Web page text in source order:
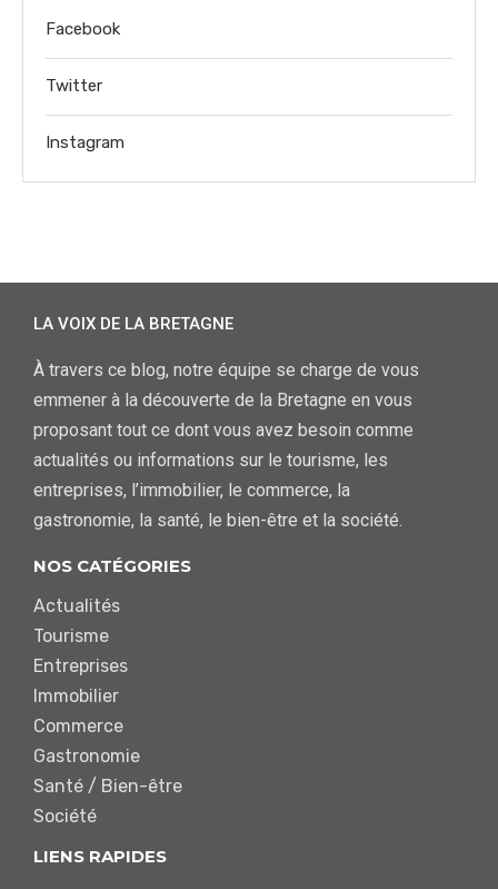
Facebook
Twitter
Instagram
LA VOIX DE LA BRETAGNE
À travers ce blog, notre équipe se charge de vous
emmener à la découverte de la Bretagne en vous
proposant tout ce dont vous avez besoin comme
actualités ou informations sur le tourisme, les
entreprises, l’immobilier, le commerce, la
gastronomie, la santé, le bien-être et la société.
NOS CATÉGORIES
Actualités
Tourisme
Entreprises
Immobilier
Commerce
Gastronomie
Santé / Bien-être
Société
LIENS RAPIDES